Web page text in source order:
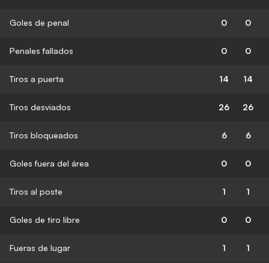
Goles de penal 0 0
Penales fallados 0 0
Tiros a puerta 14 14
Tiros desviados 26 26
Tiros bloqueados 6 6
Goles fuera del área 0 0
Tiros al poste 1 1
Goles de tiro libre 0 0
Fueras de lugar 1 1